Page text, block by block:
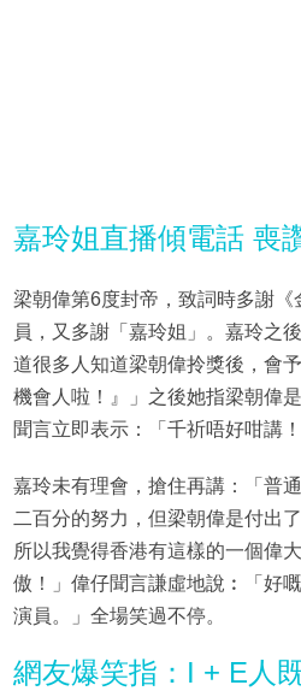
嘉玲姐直播傾電話 喪
梁朝偉第6度封帝，致詞時多謝《
員，又多謝「嘉玲姐」。嘉玲之
道很多人知道梁朝偉拎獎後，會
機會人啦！』」之後她指梁朝偉
聞言立即表示：「千祈唔好咁講
嘉玲未有理會，搶住再講：「普
二百分的努力，但梁朝偉是付出
所以我覺得香港有這樣的一個偉
傲！」偉仔聞言謙虛地說︰「好
演員。」全場笑過不停。
網友爆笑指：I + E人